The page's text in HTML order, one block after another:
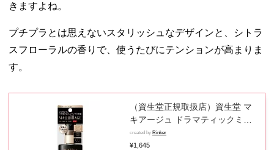
きますよね。
プチプラとは思えないスタリッシュなデザインと、シトラ
スフローラルの香りで、使うたびにテンションが高まりま
す。
（資生堂正規取扱店）資生堂 マ
キアージュ ドラマティックミス
ト EX 60ml【送料無料】
created by Rinker
¥1,645